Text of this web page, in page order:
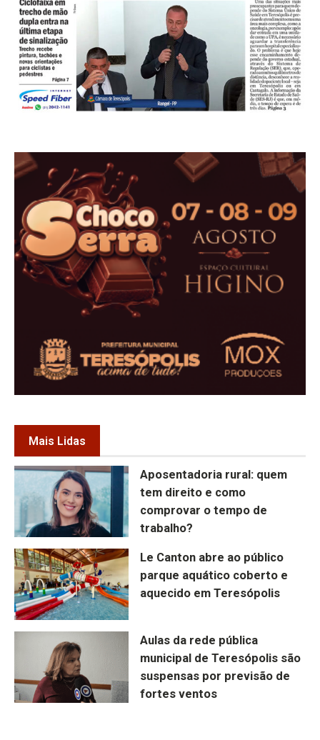
Mais Lidas
Aposentadoria rural: quem
tem direito e como
comprovar o tempo de
trabalho?
Le Canton abre ao público
parque aquático coberto e
aquecido em Teresópolis
Aulas da rede pública
municipal de Teresópolis são
suspensas por previsão de
fortes ventos